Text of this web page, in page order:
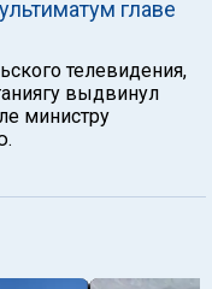
главе
телевидения,
выдвинул
министру